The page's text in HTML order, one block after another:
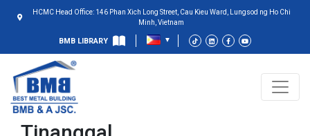
HCMC Head Office: 146 Phan Xich Long Street, Cau Kieu Ward, Lungsod ng Ho Chi
Minh, Vietnam
BMB LIBRARY